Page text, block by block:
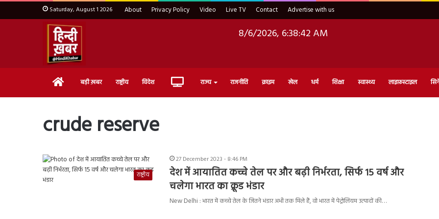
Saturday, August 1 2026 About Privacy Policy Video Live TV Contact Advertise with us
8/6/2026, 6:38:43 AM
Home बड़ी ख़बर राष्ट्रीय विदेश Live राज्य राजनीति क्राइम खेल धर्म शिक्षा स्वास्थ्य लाइफ़स्टाइल
crude reserve
राष्ट्रीय
27 December 2023 - 8:46 PM
देश में आयातित कच्चे तेल पर और बढ़ी निर्भरता, सिर्फ 15 वर्ष और
चलेगा भारत का क्रूड भंडार
New Delhi : भारत में कच्चे तेल के जितने भंडार अभी तक मिले हैं, वो भारत में पेट्रोलियम उत्पादों की…